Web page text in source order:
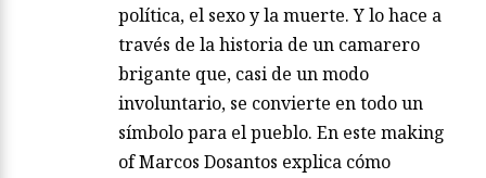
política, el sexo y la muerte. Y lo hace a
través de la historia de un camarero
brigante que, casi de un modo
involuntario, se convierte en todo un
símbolo para el pueblo. En este making
of Marcos Dosantos explica cómo